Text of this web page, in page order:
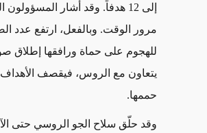
إلى 12 هدفاً. وقد أشار
مرور الوقت. وبالفعل، ارتفع عدد
للهجوم على حماة ورافقها إطلاق
يتعاون مع الروس، فيقصف الأهداف
حممها.
وقد حلّق سلاح الجو الروسي حتى